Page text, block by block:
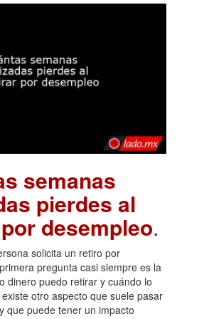
semanas
pierdes al
desempleo.
solicita un retiro por
pregunta casi siempre es la
dinero puedo retirar y cuándo lo
otro aspecto que suele pasar
que puede tener un impacto